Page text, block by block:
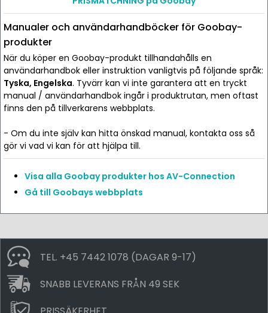
Manualer och användarhandböcker för Goobay-
produkter
När du köper en Goobay-produkt tillhandahålls en
användarhandbok eller instruktion vanligtvis på följande språk:
Tyska, Engelska. Tyvärr kan vi inte garantera att en tryckt
manual / användarhandbok ingår i produktrutan, men oftast
finns den på tillverkarens webbplats.
- Om du inte själv kan hitta önskad manual, kontakta oss så
gör vi vad vi kan för att hjälpa till.
Visa alla Goobay produkter hos AV-Connection
Gå till Goobays webbplats
TEL. +45 7442 1078 (DAGAR 9-17)
SNABB LEVERANS FRÅN 49 SEK